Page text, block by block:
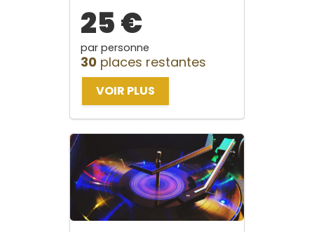
25 €
par personne
30 places restantes
VOIR PLUS